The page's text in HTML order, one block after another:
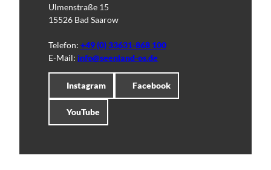
Ulmenstraße 15
15526 Bad Saarow
Telefon: +49 (0) 33631-868 100
E-Mail: info@seenland-os.de
Instagram Facebook
YouTube